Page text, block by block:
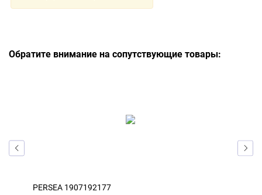
Обратите внимание на сопутствующие товары:
PERSEA 1907192177